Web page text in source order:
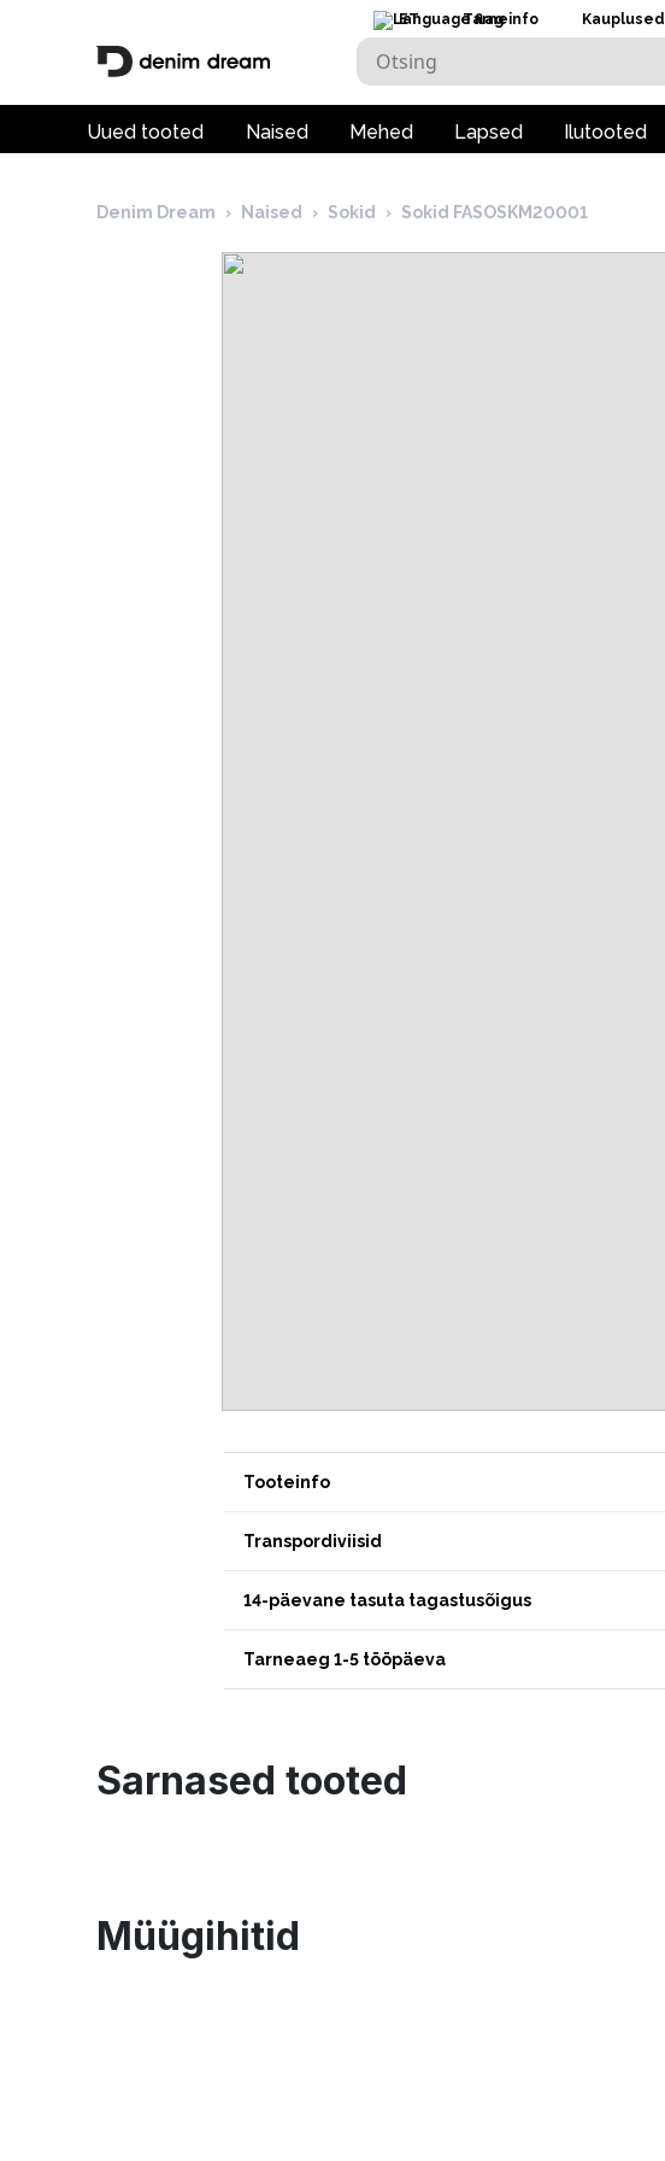
ET Tarneinfo Kauplused
Uued tooted Naised Mehed Lapsed Ilutooted
Denim Dream › Naised › Sokid › Sokid FASOSKM20001
Tooteinfo
Transpordiviisid
14-päevane tasuta tagastusõigus
Tarneaeg 1-5 tööpäeva
Sarnased tooted
Müügihitid